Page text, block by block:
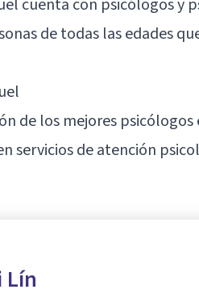
cuenta con psicólogos y
de todas las edades
de los mejores psicólogos
servicios de atención
Lín